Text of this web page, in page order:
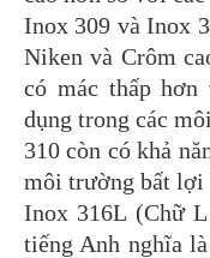
Inox 309 và Inox
Niken và Crôm
có mác thấp hơn
dụng trong các
310 còn có khả
môi trường bất lợi
Inox 316L (Chữ
tiếng Anh nghĩa